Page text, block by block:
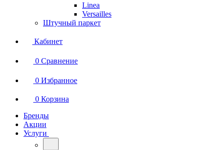
Linea
Versailles
Штучный паркет
Кабинет
0 Сравнение
0 Избранное
0 Корзина
Бренды
Акции
Услуги